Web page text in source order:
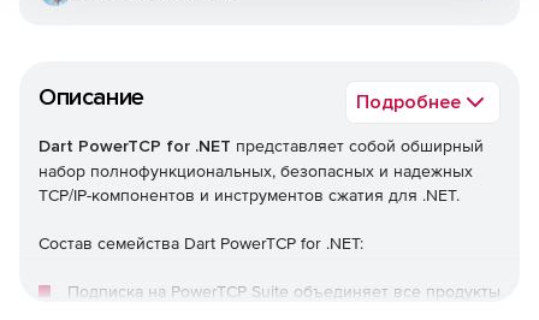
Описание Подробнее
Dart PowerTCP for .NET представляет собой обширный
набор полнофункциональных, безопасных и надежных
TCP/IP-компонентов и инструментов сжатия для .NET.
Состав семейства Dart PowerTCP for .NET:
Подписка на PowerTCP Suite объединяет все продукты